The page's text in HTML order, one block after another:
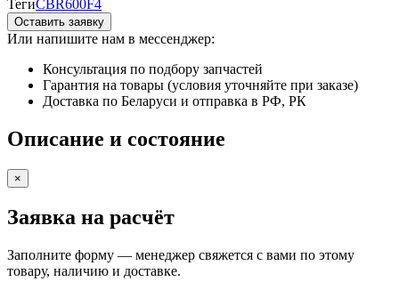
Honda
CBR600F4
ТегиCBR600F4
Оставить заявку
Или напишите нам в мессенджер:
Консультация по подбору запчастей
Гарантия на товары (условия уточняйте при заказе)
Доставка по Беларуси и отправка в РФ, РК
Описание и состояние
×
Заявка на расчёт
Заполните форму — менеджер свяжется с вами по этому
товару, наличию и доставке.